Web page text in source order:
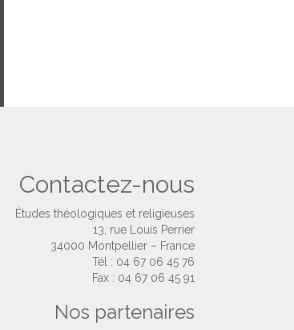
Contactez-nous
Études théologiques et religieuses
13, rue Louis Perrier
34000 Montpellier – France
Tél : 04 67 06 45 76
Fax : 04 67 06 45 91
Nos partenaires